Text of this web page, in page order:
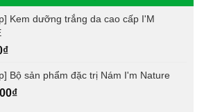
Kem dưỡng trắng da cao cấp I'M
₫
Bộ sản phẩm đặc trị Nám I'm Nature
₫